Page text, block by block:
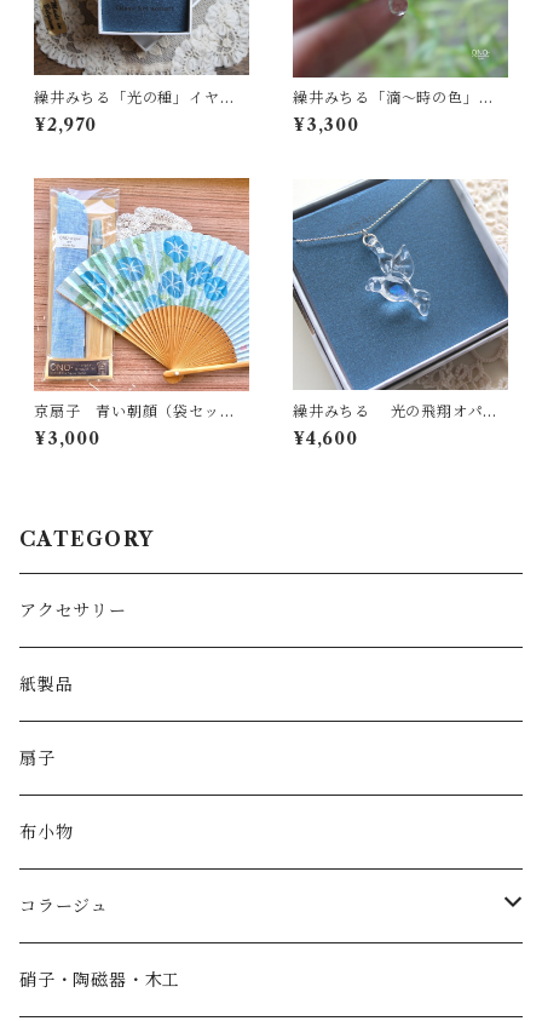
繰井みちる「光の種」イヤリ
ング
¥2,970
繰井みちる「滴〜時の色」ク
リア ピアス
¥3,300
京扇子 青い朝顔（袋セッ
ト）送料無料
¥3,000
繰井みちる 光の飛翔オパー
ル プチネックレス
¥4,600
CATEGORY
アクセサリー
紙製品
扇子
布小物
コラージュ
香箱
硝子・陶磁器・木工